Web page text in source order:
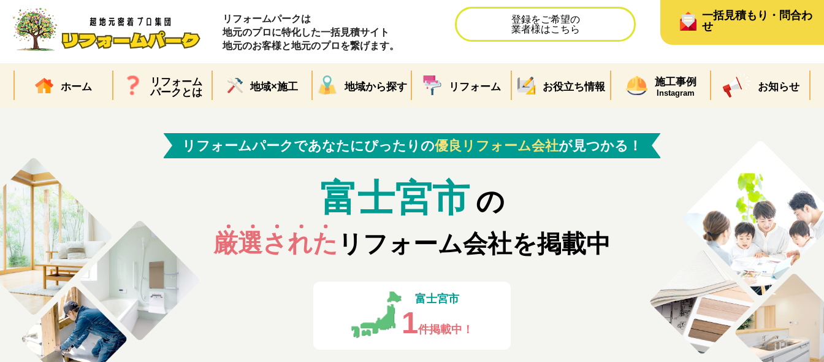
リフォームパークは
地元のプロに特化した一括見積サイト
地元のお客様と地元のプロを繋げます。
登録をご希望の
業者様はこちら
一括見積もり・問合わ
せ
ホーム
リフォーム
パークとは
地域×施工 地域から探す リフォーム お役立ち情報 施工事例
Instagram お知らせ
リフォームパークであなたにぴったりの優良リフォーム会社が見つかる！
富士宮市 の
厳選された リフォーム会社を掲載中
富士宮市
1件掲載中！